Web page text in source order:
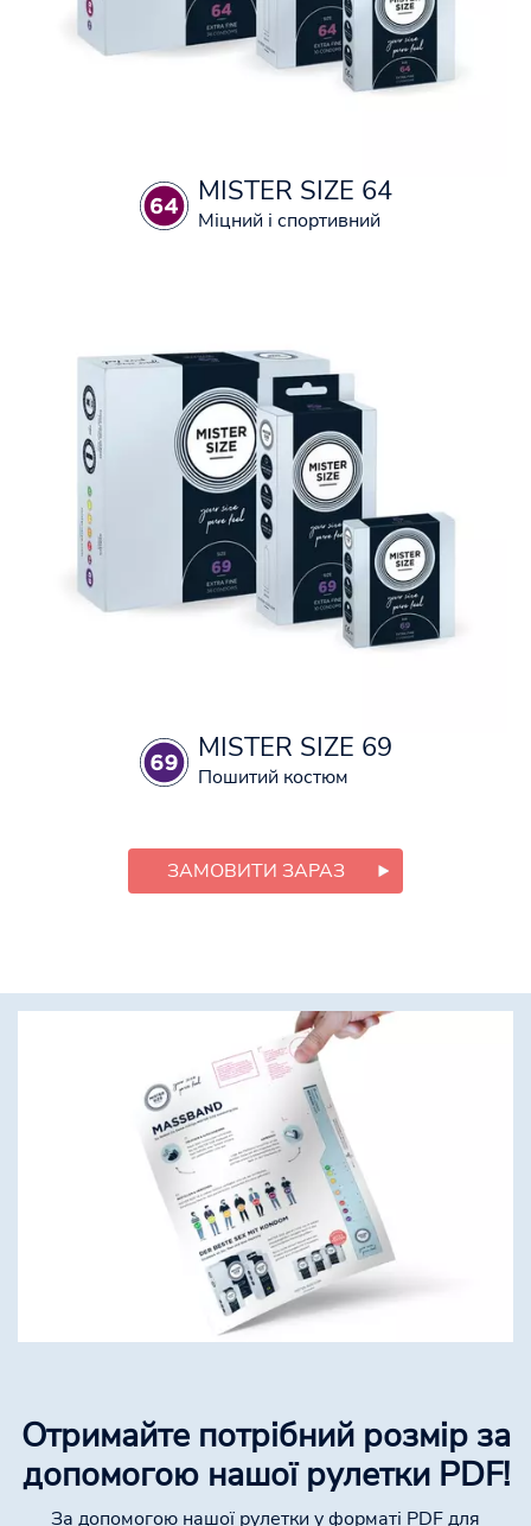
MISTER SIZE 64
Міцний і спортивний
MISTER SIZE 69
Пошитий костюм
ЗАМОВИТИ ЗАРАЗ
Отримайте потрібний розмір за
допомогою нашої рулетки PDF!
За допомогою нашої рулетки у форматі PDF для